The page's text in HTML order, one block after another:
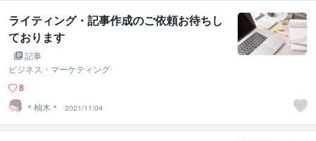
ライティング・記事作成のご依頼お待ちし
ております
記事
ビジネス・マーケティング
8
＊柚木＊
2021/11/04